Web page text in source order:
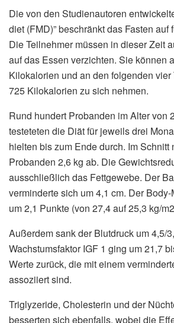
Die von den Studienautoren
diet (FMD)” beschränkt das Fasten auf
Die Teilnehmer müssen in dieser Zeit
auf das Essen verzichten. Sie können
Kilokalorien und an den folgenden
725 Kilokalorien zu sich nehmen.
Rund hundert Probanden im Alter von
testeteten die Diät für jeweils drei
hielten bis zum Ende durch. Im Schnitt
Probanden 2,6 kg ab. Die
ausschließlich das Fettgewebe. Der
verminderte sich um 4,1 cm. Der
um 2,1 Punkte (von 27,4 auf 25,3 kg/
Außerdem sank der Blutdruck um 4,5/
Wachstumsfaktor IGF 1 ging um 21,7
Werte zurück, die mit einem
assoziiert sind.
Triglyzeride, Cholesterin und der
besserten sich ebenfalls, wobei die